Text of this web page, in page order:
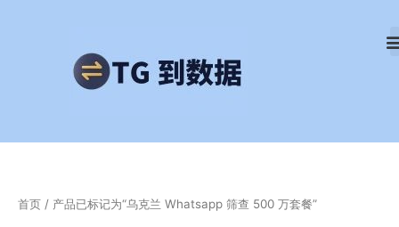
首页 / 产品已标记为“乌克兰 Whatsapp 筛查 500 万套餐”